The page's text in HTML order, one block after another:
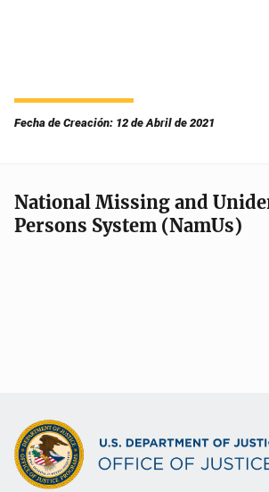
Fecha de Creación: 12 de Abril de 2021
National Missing and
Persons System (NamUs)